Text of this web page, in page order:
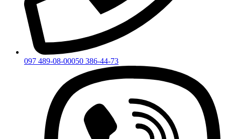
097 489-08-00050 386-44-73